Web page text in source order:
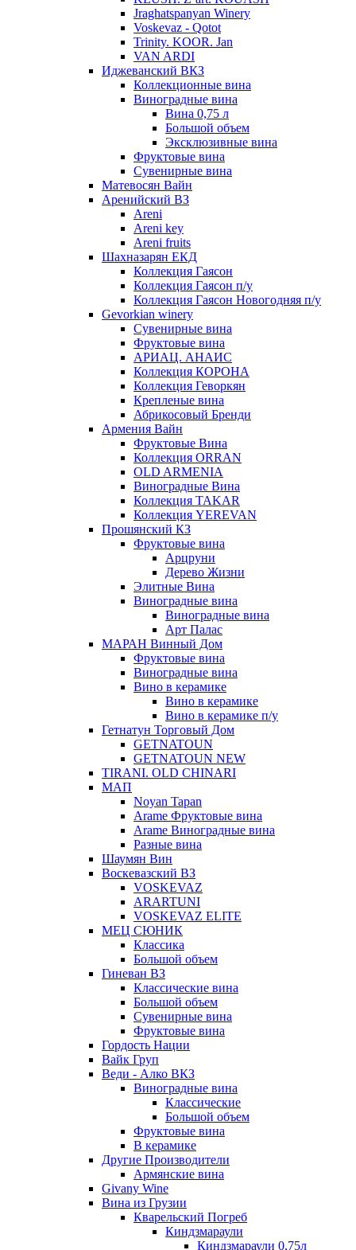
Jraghatspanyan Winery
Voskevaz - Qotot
Trinity. KOOR. Jan
VAN ARDI
Иджеванский ВКЗ
Коллекционные вина
Виноградные вина
Вина 0,75 л
Большой объем
Эксклюзивные вина
Фруктовые вина
Cувенирные вина
Матевосян Вайн
Аренийский ВЗ
Areni
Areni key
Areni fruits
Шахназарян ЕКД
Коллекция Гаясон
Коллекция Гаясон п/у
Коллекция Гаясон Новогодняя п/у
Gevorkian winery
Сувенирные вина
Фруктовые вина
АРИАЦ. АНАИС
Коллекция КОРОНА
Коллекция Геворкян
Крепленые вина
Абрикосовый Бренди
Армения Вайн
Фруктовые Вина
Коллекция ORRAN
OLD ARMENIA
Виноградные Вина
Коллекция TAKAR
Коллекция YEREVAN
Прошянский КЗ
Фруктовые вина
Арцруни
Дерево Жизни
Элитные Вина
Виноградные вина
Виноградные вина
Арт Палас
МАРАН Винный Дом
Фруктовые вина
Виноградные вина
Вино в керамике
Вино в керамике
Вино в керамике п/у
Гетнатун Торговый Дом
GETNATOUN
GETNATOUN NEW
TIRANI. OLD CHINARI
МАП
Noyan Tapan
Arame Фруктовые вина
Arame Виноградные вина
Разные вина
Шаумян Вин
Воскевазский ВЗ
VOSKEVAZ
ARARTUNI
VOSKEVAZ ELITE
МЕЦ СЮНИК
Классика
Большой объем
Гиневан ВЗ
Классические вина
Большой объем
Сувенирные вина
Фруктовые вина
Гордость Нации
Вайк Груп
Веди - Алко ВКЗ
Виноградные вина
Классические
Большой объем
Фруктовые вина
В керамике
Другие Производители
Армянские вина
Givany Wine
Вина из Грузии
Кварельский Погреб
Киндзмараули
Киндзмараули 0,75л